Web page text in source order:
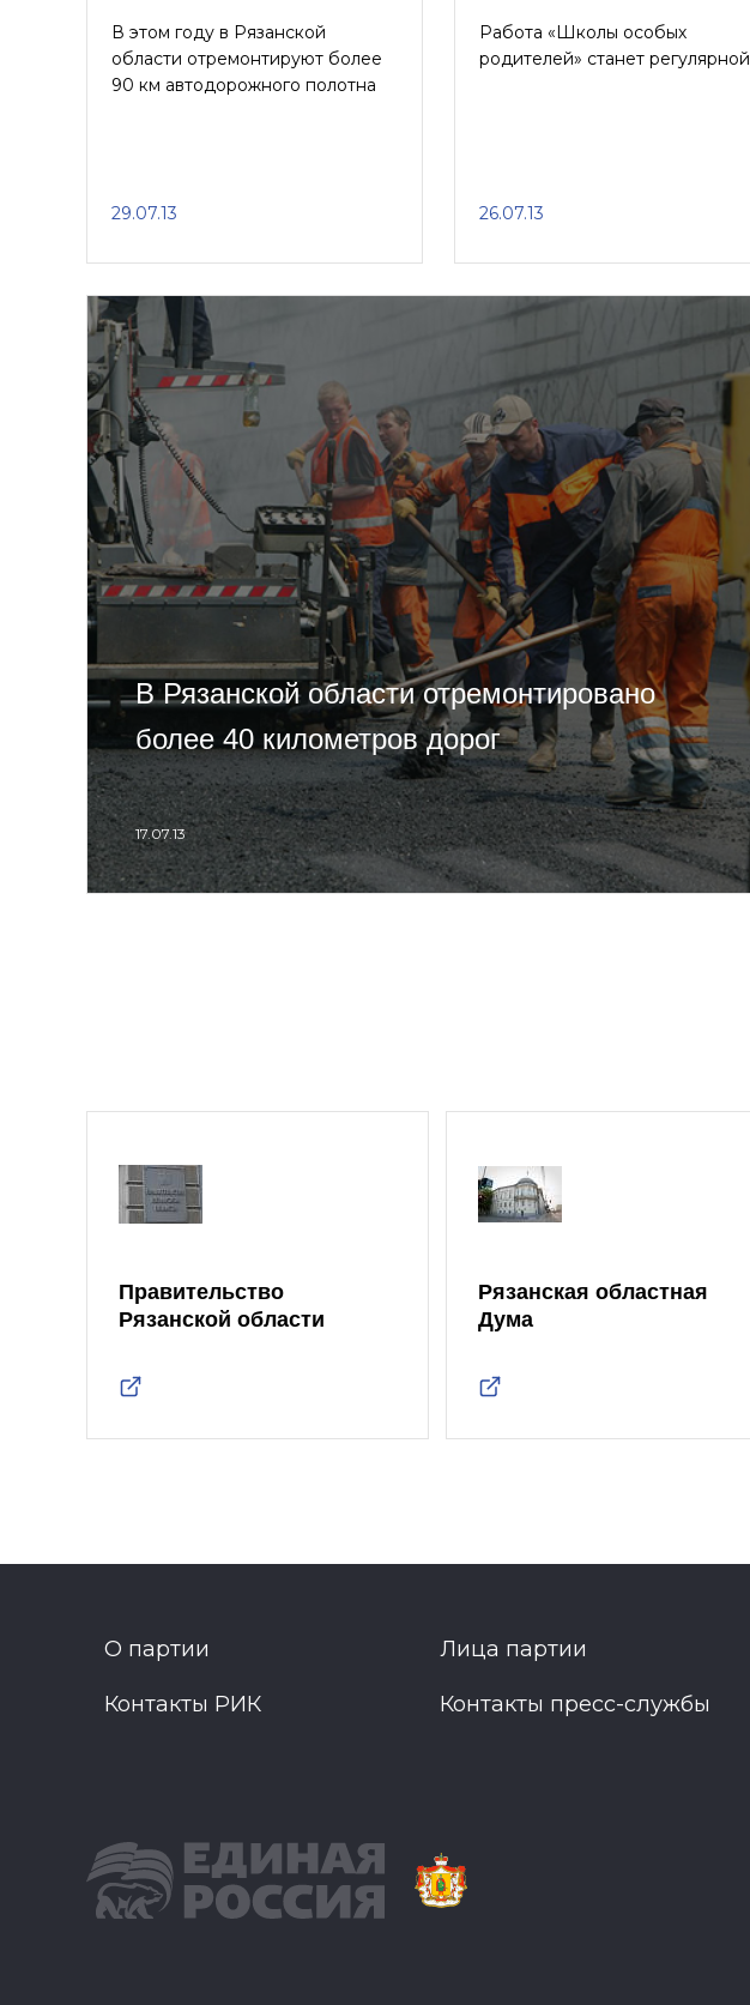
В этом году в Рязанской
области отремонтируют более
90 км автодорожного полотна
29.07.13
Работа «Школы особых
родителей» станет регулярной
26.07.13
В Рязанской области отремонтировано
более 40 километров дорог
17.07.13
Правительство
Рязанской области
Рязанская областная
Дума
О партии Лица партии
Контакты РИК Контакты пресс-службы